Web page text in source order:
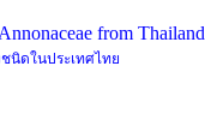
from Thailand
ชนิดในประเทศไทย